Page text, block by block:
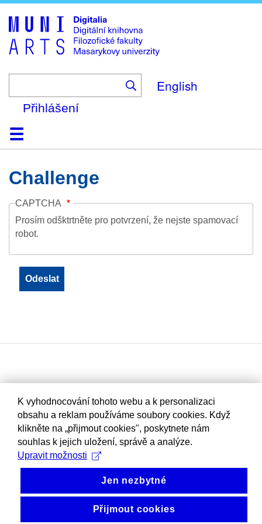
to
main
content
English
Přihlášení
DomůKolekce
Prohlížení
Vyhledávání
O platformě
Nápověda
KontaktDigitalia
Challenge
CAPTCHA
Prosím odšktrtněte pro potvrzení, že nejste spamovací
robot.
K vyhodnocování tohoto webu a k personalizaci
obsahu a reklam používáme soubory cookies. Když
klikněte na „přijmout cookies", poskytnete nám
souhlas k jejich uložení, správě a analýze.
Upravit možnosti
Jen nezbytné
Přijmout cookies